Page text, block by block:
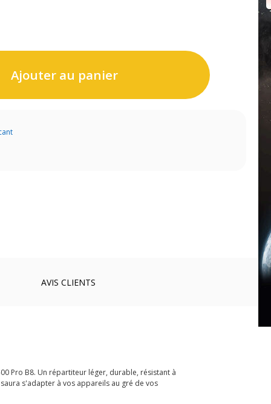
Ajouter au panier
AVIS CLIENTS
Pro B8. Un répartiteur léger, durable, résistant à
s'adapter à vos appareils au gré de vos